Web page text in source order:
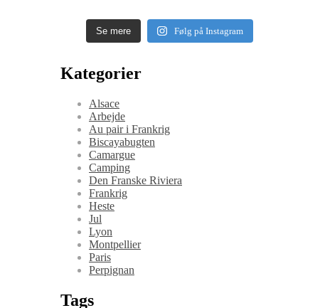
Se mere Følg på Instagram
Kategorier
Alsace
Arbejde
Au pair i Frankrig
Biscayabugten
Camargue
Camping
Den Franske Riviera
Frankrig
Heste
Jul
Lyon
Montpellier
Paris
Perpignan
Tags